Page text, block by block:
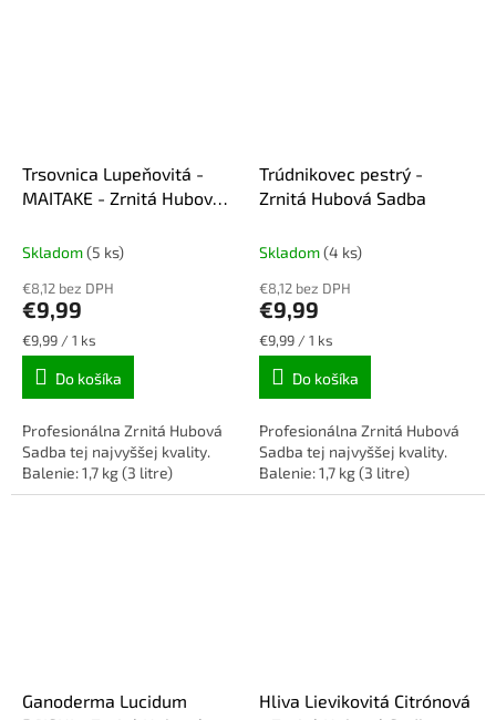
Trsovnica Lupeňovitá -
MAITAKE - Zrnitá Hubová
Skladom(5 ks)
€8,12 bez DPH
€9,99
Jednotková
cena:
€9,99 / 1 ks
Do košíka
Profesionálna Zrnitá Hubová
Sadba tej najvyššej kvality.
Balenie: 1,7 kg (3 litre)
Trúdnikovec pestrý -
Zrnitá Hubová Sadba
Skladom(4 ks)
€8,12 bez DPH
€9,99
Jednotková
cena:
€9,99 / 1 ks
Do košíka
Profesionálna Zrnitá Hubová
Sadba tej najvyššej kvality.
Balenie: 1,7 kg (3 litre)
Ganoderma Lucidum
Hliva Lievikovitá Citrónová